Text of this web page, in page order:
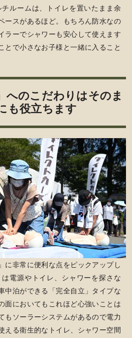
チルームは、トイレを置いたまま余
ースがあるほど。もちろん防水なの
ラーでシャワーも安心して使えます
とで小さなお子様と一緒に入ること
へのこだわりはそのま
も役立ちます
に非常に便利な点をピックアップし
電源やトイレ、シャワーを探さな
中泊ができる「完全自立」タイプな
面においてもこれほど心強いことは
もソーラーシステムがあるので電力
える衛生的なトイレ、シャワー空間